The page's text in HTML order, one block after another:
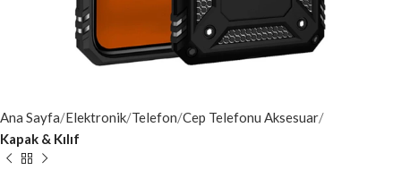
Ana Sayfa Elektronik Telefon Cep Telefonu Aksesuar
Kapak & Kılıf